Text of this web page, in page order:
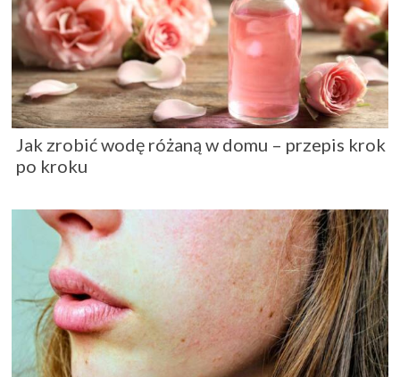
Jak zrobić wodę różaną w domu – przepis krok
po kroku